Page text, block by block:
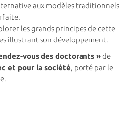
aux modèles traditionnels
les grands principes de cette
illustrant son développement.
vous des doctorants »de
et pour la société, porté par le